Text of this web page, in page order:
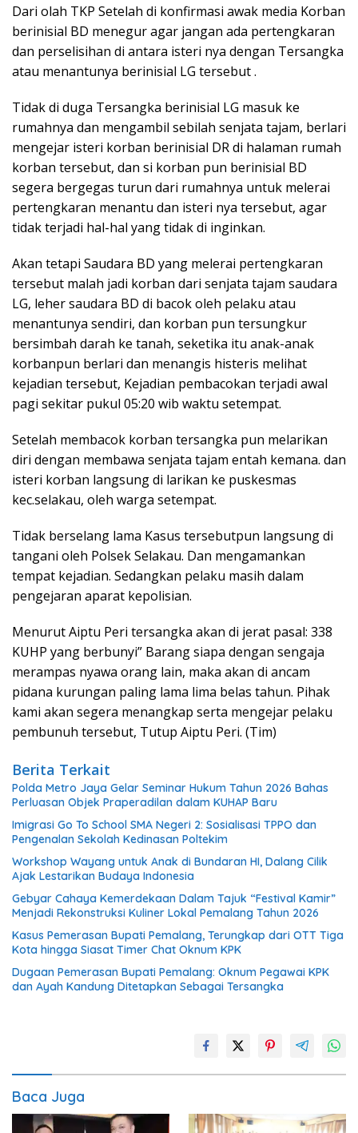
Dari olah TKP Setelah di konfirmasi awak media Korban
berinisial BD menegur agar jangan ada pertengkaran
dan perselisihan di antara isteri nya dengan Tersangka
atau menantunya berinisial LG tersebut .
Tidak di duga Tersangka berinisial LG masuk ke
rumahnya dan mengambil sebilah senjata tajam, berlari
mengejar isteri korban berinisial DR di halaman rumah
korban tersebut, dan si korban pun berinisial BD
segera bergegas turun dari rumahnya untuk melerai
pertengkaran menantu dan isteri nya tersebut, agar
tidak terjadi hal-hal yang tidak di inginkan.
Akan tetapi Saudara BD yang melerai pertengkaran
tersebut malah jadi korban dari senjata tajam saudara
LG, leher saudara BD di bacok oleh pelaku atau
menantunya sendiri, dan korban pun tersungkur
bersimbah darah ke tanah, seketika itu anak-anak
korbanpun berlari dan menangis histeris melihat
kejadian tersebut, Kejadian pembacokan terjadi awal
pagi sekitar pukul 05:20 wib waktu setempat.
Setelah membacok korban tersangka pun melarikan
diri dengan membawa senjata tajam entah kemana. dan
isteri korban langsung di larikan ke puskesmas
kec.selakau, oleh warga setempat.
Tidak berselang lama Kasus tersebutpun langsung di
tangani oleh Polsek Selakau. Dan mengamankan
tempat kejadian. Sedangkan pelaku masih dalam
pengejaran aparat kepolisian.
Menurut Aiptu Peri tersangka akan di jerat pasal: 338
KUHP yang berbunyi” Barang siapa dengan sengaja
merampas nyawa orang lain, maka akan di ancam
pidana kurungan paling lama lima belas tahun. Pihak
kami akan segera menangkap serta mengejar pelaku
pembunuh tersebut, Tutup Aiptu Peri. (Tim)
Berita Terkait
Polda Metro Jaya Gelar Seminar Hukum Tahun 2026 Bahas
Perluasan Objek Praperadilan dalam KUHAP Baru
Imigrasi Go To School SMA Negeri 2: Sosialisasi TPPO dan
Pengenalan Sekolah Kedinasan Poltekim
Workshop Wayang untuk Anak di Bundaran HI, Dalang Cilik
Ajak Lestarikan Budaya Indonesia
Gebyar Cahaya Kemerdekaan Dalam Tajuk “Festival Kamir”
Menjadi Rekonstruksi Kuliner Lokal Pemalang Tahun 2026
Kasus Pemerasan Bupati Pemalang, Terungkap dari OTT Tiga
Kota hingga Siasat Timer Chat Oknum KPK
Dugaan Pemerasan Bupati Pemalang: Oknum Pegawai KPK
dan Ayah Kandung Ditetapkan Sebagai Tersangka
Baca Juga